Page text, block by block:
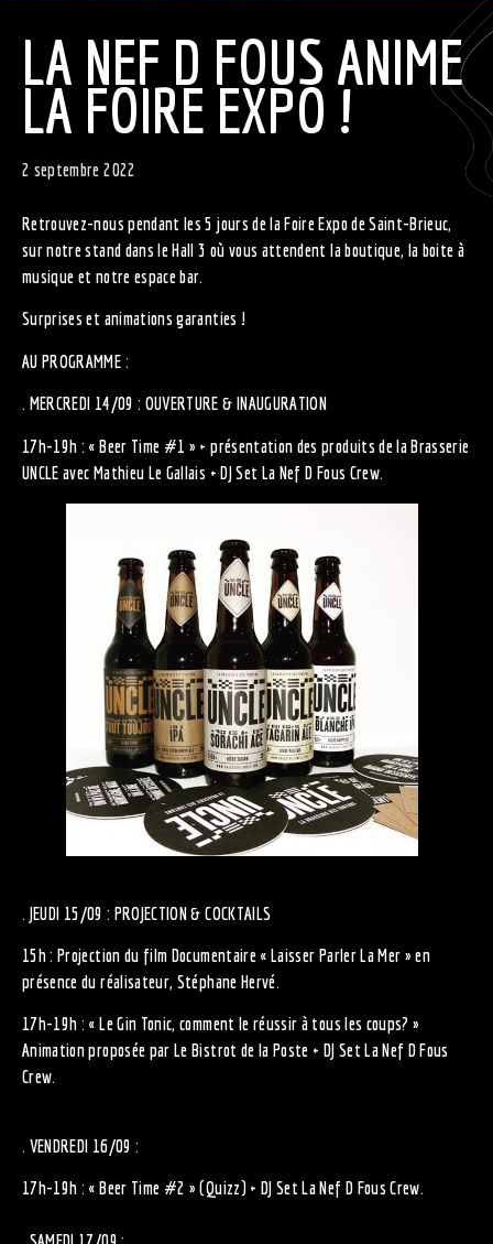
LA NEF D FOUS ANIME
LA FOIRE EXPO !
2 septembre 2022
Retrouvez-nous pendant les 5 jours de la Foire Expo de Saint-Brieuc,
sur notre stand dans le Hall 3 où vous attendent la boutique, la boite à
musique et notre espace bar.
Surprises et animations garanties !
AU PROGRAMME :
. MERCREDI 14/09 : OUVERTURE & INAUGURATION
17h-19h : « Beer Time #1 » + présentation des produits de la Brasserie
UNCLE avec Mathieu Le Gallais + DJ Set La Nef D Fous Crew.
. JEUDI 15/09 : PROJECTION & COCKTAILS
15h : Projection du film Documentaire « Laisser Parler La Mer » en
présence du réalisateur, Stéphane Hervé.
17h-19h : « Le Gin Tonic, comment le réussir à tous les coups? »
Animation proposée par Le Bistrot de la Poste + DJ Set La Nef D Fous
Crew.
. VENDREDI 16/09 :
17h-19h : « Beer Time #2 » (Quizz) + DJ Set La Nef D Fous Crew.